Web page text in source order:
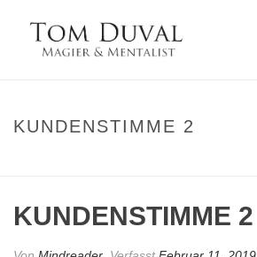
KUNDENSTIMME 2
KUNDENSTIMME 2